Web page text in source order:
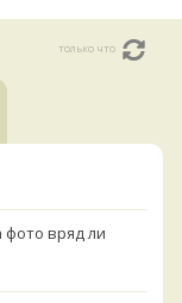
только что
фото вряд ли